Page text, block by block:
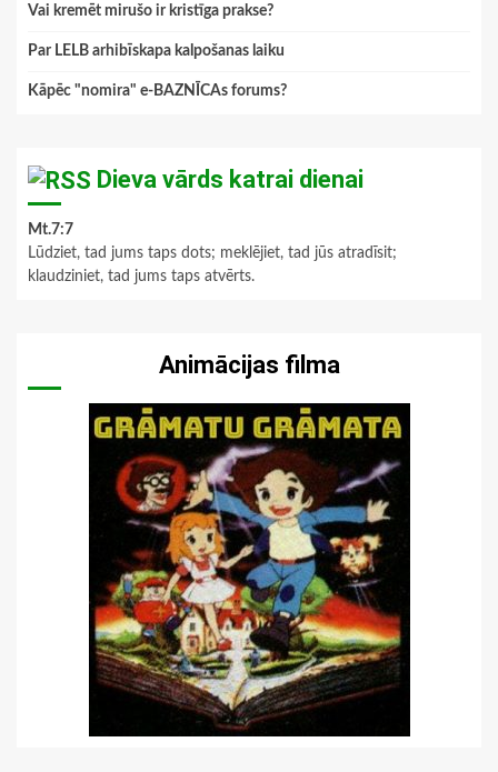
Vai kremēt mirušo ir kristīga prakse?
Par LELB arhibīskapa kalpošanas laiku
Kāpēc "nomira" e-BAZNĪCAs forums?
Dieva vārds katrai dienai
Mt.7:7
Lūdziet, tad jums taps dots; meklējiet, tad jūs atradīsit;
klaudziniet, tad jums taps atvērts.
Animācijas filma